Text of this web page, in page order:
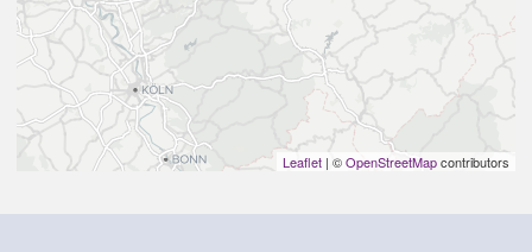
Leaflet | ©OpenStreetMapcontributors